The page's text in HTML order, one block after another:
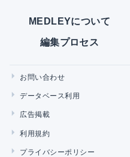
MEDLEYについて
編集プロセス
お問い合わせ
データベース利用
広告掲載
利用規約
プライバシーポリシー